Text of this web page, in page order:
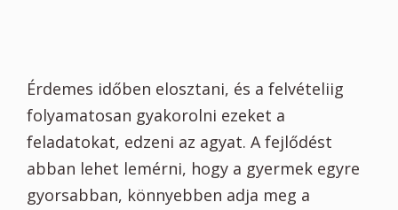
Érdemes időben elosztani, és a felvételiig
folyamatosan gyakorolni ezeket a
feladatokat, edzeni az agyat. A fejlődést
abban lehet lemérni, hogy a gyermek egyre
gyorsabban, könnyebben adja meg a